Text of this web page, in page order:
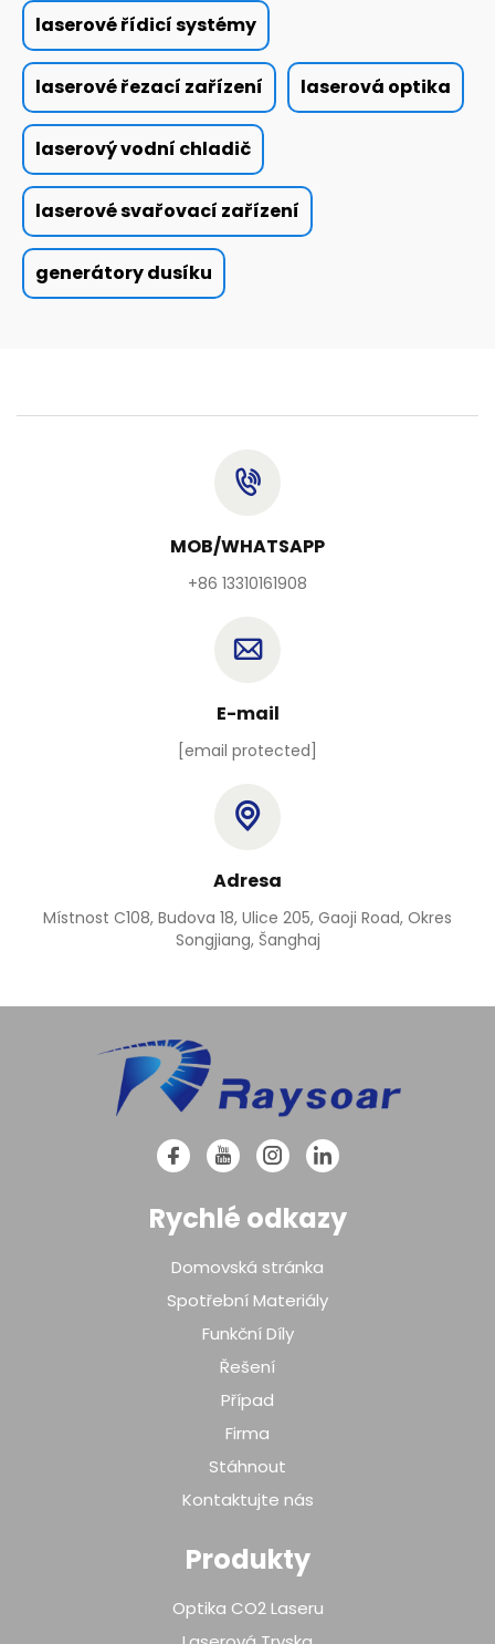
laserové řídicí systémy
laserové řezací zařízení laserová optika
laserový vodní chladič
laserové svařovací zařízení
generátory dusíku
MOB/WHATSAPP
+86 13310161908
E-mail
[email protected]
Adresa
Místnost C108, Budova 18, Ulice 205, Gaoji Road, Okres
Songjiang, Šanghaj
Rychlé odkazy
Domovská stránka
Spotřební Materiály
Funkční Díly
Řešení
Případ
Firma
Stáhnout
Kontaktujte nás
Produkty
Optika CO2 Laseru